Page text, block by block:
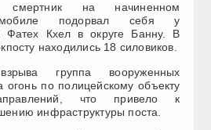
смертник на начиненном
подорвал себя у
Фатех Кхел в округе Банну. В
находились 18 силовиков.
группа вооруженных
огонь по полицейскому объекту
что привело к
инфраструктуры поста.